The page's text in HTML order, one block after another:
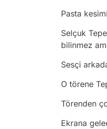
Pasta
Selçuk
bilinmez
Sesçi
O törene
Törenden
Ekrana